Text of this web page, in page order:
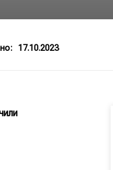
17.10.2023